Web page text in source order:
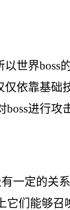
世界boss
仅依靠基础
进行攻
一定的关
它们能够召